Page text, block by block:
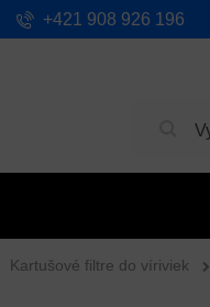
+421 908 926 196
Kartušové filtre do víriviek